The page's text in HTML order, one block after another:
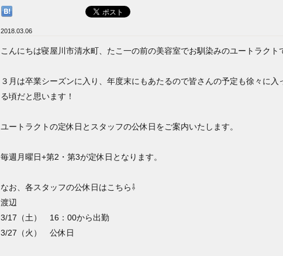
2018.03.06
こんにちは寝屋川市清水町、たこ一の前の美容室でお馴染みのユートラクト
３月は卒業シーズンに入り、年度末にもあたるので皆さんの予定も徐々に入
る頃だと思います！
ユートラクトの定休日とスタッフの公休日をご案内いたします。
毎週月曜日+第2・第3が定休日となります。
なお、各スタッフの公休日はこちら⇩
渡辺
3/17（土） 16：00から出勤
3/27（火） 公休日